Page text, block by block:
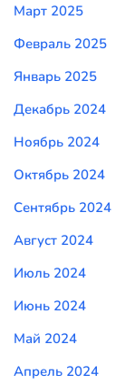
Март 2025
Февраль 2025
Январь 2025
Декабрь 2024
Ноябрь 2024
Октябрь 2024
Сентябрь 2024
Август 2024
Июль 2024
Июнь 2024
Май 2024
Апрель 2024